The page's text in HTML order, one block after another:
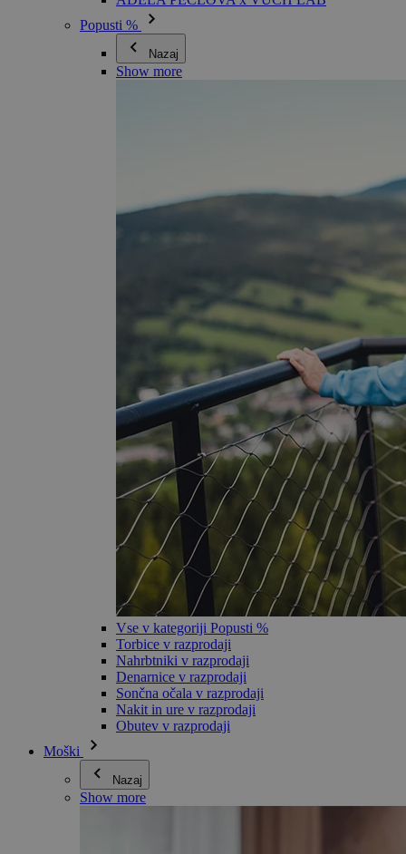
Popusti %
Nazaj
Show more
Vse v kategoriji Popusti %
Torbice v razprodaji
Nahrbtniki v razprodaji
Denarnice v razprodaji
Sončna očala v razprodaji
Nakit in ure v razprodaji
Obutev v razprodaji
Moški
Nazaj
Show more